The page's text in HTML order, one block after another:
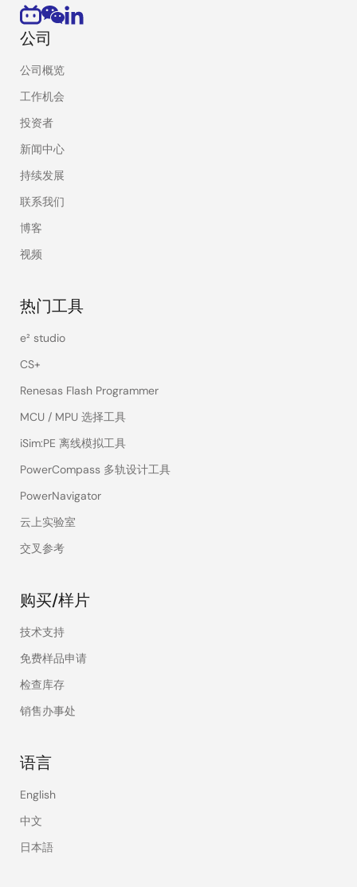
公司
公司概览
工作机会
投资者
新闻中心
持续发展
联系我们
博客
视频
热门工具
e² studio
CS+
Renesas Flash Programmer
MCU / MPU 选择工具
iSim:PE 离线模拟工具
PowerCompass 多轨设计工具
PowerNavigator
云上实验室
交叉参考
购买/样片
技术支持
免费样品申请
检查库存
销售办事处
语言
English
中文
日本語